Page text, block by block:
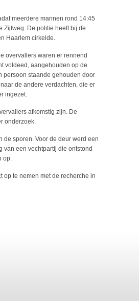
meerdere mannen rond 14:45
Zijlweg. De politie heeft bij de
Haarlem cirkelde.
overvallers waren er rennend
voldeed, aangehouden op de
persoon staande gehouden door
de andere verdachten, die er
ingezet.
afkomstig zijn. De
onderzoek.
de sporen. Voor de deur werd een
van een vechtpartij die ontstond
op.
op te nemen met de recherche in